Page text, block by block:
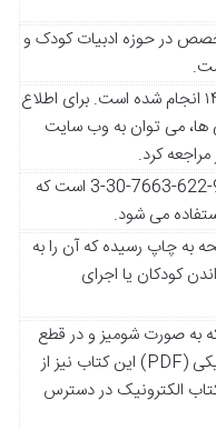
در حوزه ادبیات کودک و
اولین چاپ این کتاب در سال ۱۴۰۰ انجام شده است. برای اطلاع
ها، می توان به وب سایت
کرد.
شابک اختصاصی این کتاب 978-622-7663-30-3 است که
می شود.
در حدود ۷۲ تا ۷۸ صفحه به چاپ رسیده که آن را به
کودکان یا اجرای
به صورت شومیز و در قطع
رقعی عرضه شده، نسخه الکترونیکی (PDF) این کتاب نیز از
الکترونیک در دسترس